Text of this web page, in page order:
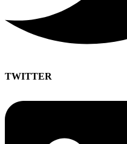
TWITTER